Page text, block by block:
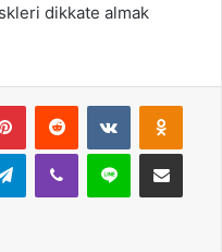
dikkate almak
PinterestReddit VKontakte
TelegramViber Line E-Posta ile
Yazdır